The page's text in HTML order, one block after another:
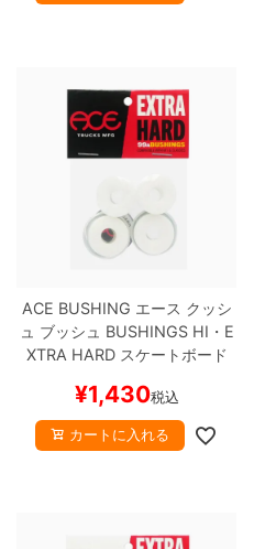
ACE BUSHING エース クッシ
ュ ブッシュ BUSHINGS HI・E
XTRA HARDスケートボード
¥1,430税込
カートに入れる